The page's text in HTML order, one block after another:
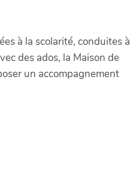
à la scolarité, conduites à
des ados, la Maison de
un accompagnement